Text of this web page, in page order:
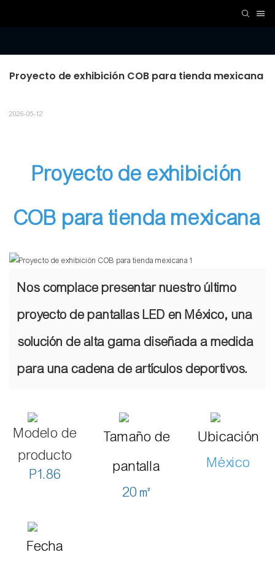
Proyecto de exhibición COB para tienda mexicana
2026-05-12
Proyecto de exhibición
COB para tienda mexicana
Nos complace presentar nuestro último
proyecto de pantallas LED en México, una
solución de alta gama diseñada a medida
para una cadena de artículos deportivos.
Modelo de
producto
P1.86
Tamaño de
pantalla
20㎡
Ubicación
México
Fecha